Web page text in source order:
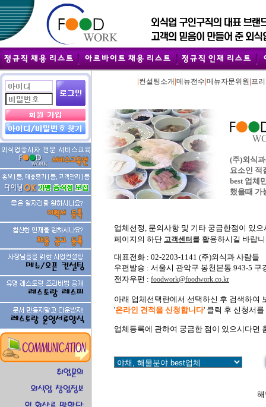
|컨설팅소개 |메뉴전수|메뉴자문위원 |프
(주)외식
요소인 적
best 업체
했을때 가
업체선정, 문의사항 및 기타 궁금한점이 있
페이지의 하단 고객센터 를 활용하시길 바랍
대표전화 : 02-2203-1141 (주)외식과 사람들
우편발송 : 서울시 관악구 봉천본동 943-5
전자우편 : foodwork@foodwork.co.kr
아래 업체선택란에서 선택하신 후 검색하여
'온라인 견적을 신청합니다' 클릭 후 신청서
업체등록에 관하여 궁금한 점이 있으시다면